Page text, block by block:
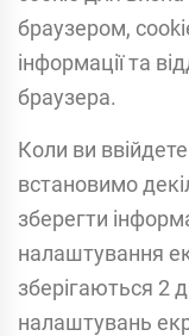
браузером,
інформації та
браузера.
Коли ви
встановимо
зберегти
налаштування
зберігаються 2
налаштувань